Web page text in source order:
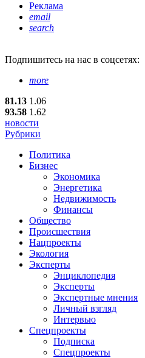
Реклама
email
search
Подпишитесь на нас в соцсетях:
more
81.13 1.06
93.58 1.62
новости
Рубрики
Политика
Бизнес
Экономика
Энергетика
Недвижимость
Финансы
Общество
Происшествия
Нацпроекты
Экология
Эксперты
Энциклопедия
Эксперты
Экспертные мнения
Личный взгляд
Интервью
Спецпроекты
Подписка
Спецпроекты